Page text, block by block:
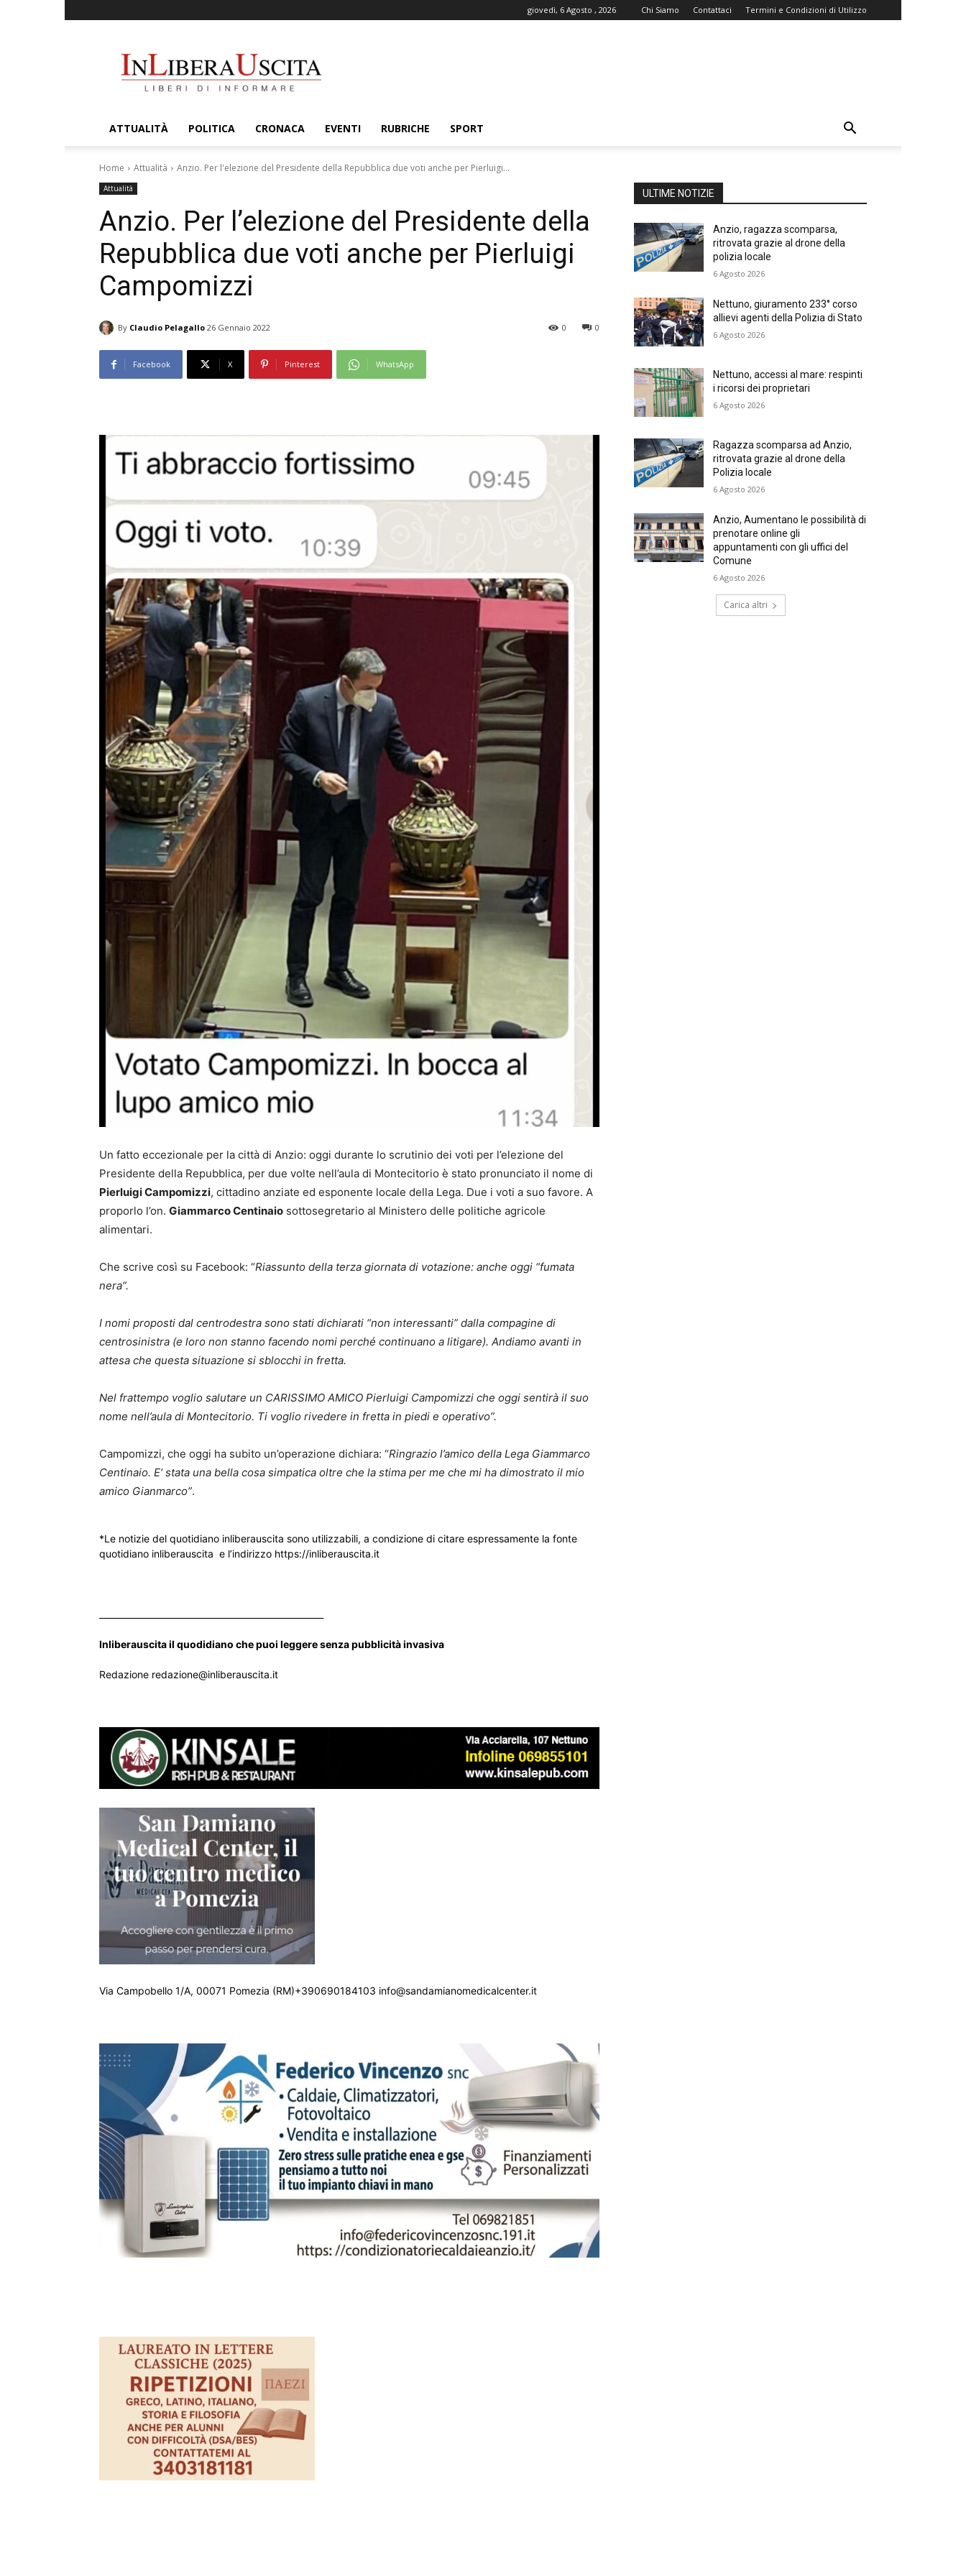
giovedì, 6 Agosto , 2026 Chi Siamo Contattaci Termini e Condizioni di Utilizzo
ATTUALITÀ POLITICA CRONACA EVENTI RUBRICHE SPORT
Home Attualità Anzio. Per l'elezione del Presidente della Repubblica due voti anche per Pierluigi...
Attualità
Anzio. Per l’elezione del Presidente della
Repubblica due voti anche per Pierluigi
Campomizzi
By Claudio Pelagallo 26 Gennaio 2022 0
0
Facebook X Pinterest WhatsApp
Un fatto eccezionale per la città di Anzio: oggi durante lo scrutinio dei voti per l’elezione del
Presidente della Repubblica, per due volte nell’aula di Montecitorio è stato pronunciato il nome di
Pierluigi Campomizzi, cittadino anziate ed esponente locale della Lega. Due i voti a suo favore. A
proporlo l’on. Giammarco Centinaio sottosegretario al Ministero delle politiche agricole
alimentari.
Che scrive così su Facebook: “Riassunto della terza giornata di votazione: anche oggi “fumata
nera”.
I nomi proposti dal centrodestra sono stati dichiarati “non interessanti” dalla compagine di
centrosinistra (e loro non stanno facendo nomi perché continuano a litigare). Andiamo avanti in
attesa che questa situazione si sblocchi in fretta.
Nel frattempo voglio salutare un CARISSIMO AMICO Pierluigi Campomizzi che oggi sentirà il suo
nome nell’aula di Montecitorio. Ti voglio rivedere in fretta in piedi e operativo”.
Campomizzi, che oggi ha subito un’operazione dichiara: “Ringrazio l’amico della Lega Giammarco
Centinaio. E’ stata una bella cosa simpatica oltre che la stima per me che mi ha dimostrato il mio
amico Gianmarco”.
*Le notizie del quotidiano inliberauscita sono utilizzabili, a condizione di citare espressamente la fonte
quotidiano inliberauscita e l’indirizzo https://inliberauscita.it
Inliberauscita il quodidiano che puoi leggere senza pubblicità invasiva
Redazione redazione@inliberauscita.it
Via Campobello 1/A, 00071 Pomezia (RM)+390690184103 info@sandamianomedicalcenter.it
ULTIME NOTIZIE
Anzio, ragazza scomparsa,
ritrovata grazie al drone della
polizia locale
6 Agosto 2026
Nettuno, giuramento 233° corso
allievi agenti della Polizia di Stato
6 Agosto 2026
Nettuno, accessi al mare: respinti
i ricorsi dei proprietari
6 Agosto 2026
Ragazza scomparsa ad Anzio,
ritrovata grazie al drone della
Polizia locale
6 Agosto 2026
Anzio, Aumentano le possibilità di
prenotare online gli
appuntamenti con gli uffici del
Comune
6 Agosto 2026
Carica altri